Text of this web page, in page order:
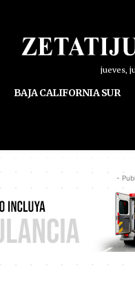
jueves,
BAJA CALIFORNIA SUR
-